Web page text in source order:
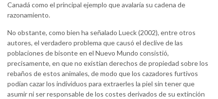
Canadá como el principal ejemplo que avalaría su cadena de
razonamiento.
No obstante, como bien ha señalado Lueck (2002), entre otros
autores, el verdadero problema que causó el declive de las
poblaciones de bisonte en el Nuevo Mundo consistió,
precisamente, en que no existían derechos de propiedad sobre los
rebaños de estos animales, de modo que los cazadores furtivos
podían cazar los individuos para extraerles la piel sin tener que
asumir ni ser responsable de los costes derivados de su extinción